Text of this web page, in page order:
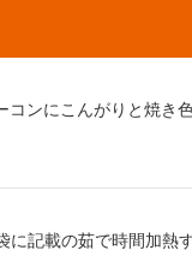
ンにこんがりと焼き
記載の茹で時間加熱す